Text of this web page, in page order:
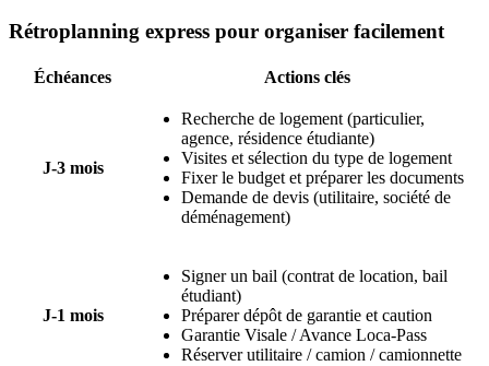
Rétroplanning express pour organiser facilement
Échéances Actions clés
J-3 mois
Recherche de logement (particulier,
agence, résidence étudiante)
Visites et sélection du type de logement
Fixer le budget et préparer les documents
Demande de devis (utilitaire, société de
déménagement)
J-1 mois
Signer un bail (contrat de location, bail
étudiant)
Préparer dépôt de garantie et caution
Garantie Visale / Avance Loca-Pass
Réserver utilitaire / camion / camionnette